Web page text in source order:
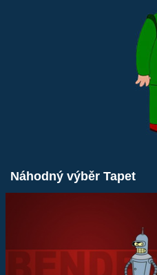
Náhodný výběr Tapet